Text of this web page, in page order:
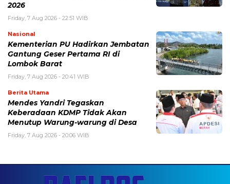
2026
Friday, 7 Aug 2026 - 22:51 WIB
Nasional
Kementerian PU Hadirkan Jembatan
Gantung Geser Pertama RI di
Lombok Barat
Friday, 7 Aug 2026 - 20:41 WIB
Berita Utama
Mendes Yandri Tegaskan
Keberadaan KDMP Tidak Akan
Menutup Warung-warung di Desa
Friday, 7 Aug 2026 - 20:06 WIB